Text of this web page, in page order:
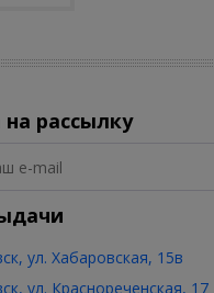
рассылку
ул. Хабаровская, 15в
ул. Краснореченская, 17